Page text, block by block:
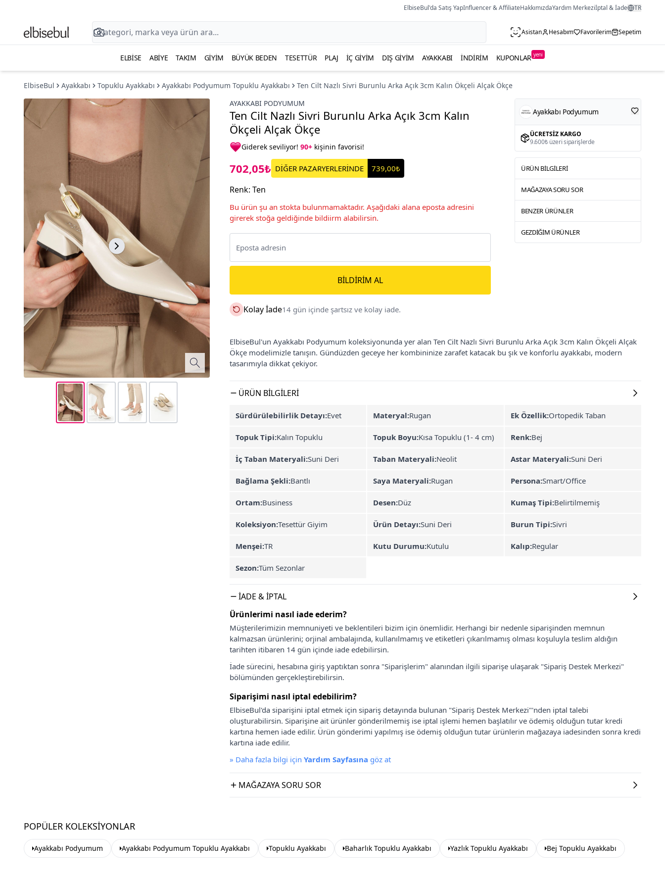
ElbiseBul'da Satış YapInfluencer & AffiliateHakkımızdaYardım Merkeziİptal & İade TR
Asistan Hesabım Favorilerim Sepetim
ELBISE ABIYE TAKIM GIYIM BÜYÜK BEDEN TESETTÜR PLAJ İÇ GIYIM DIŞ GIYIM AYAKKABI İNDIRIM KUPONLAR yeni
ElbiseBul Ayakkabı Topuklu Ayakkabı Ayakkabı Podyumum Topuklu Ayakkabı
Ten Cilt Nazlı Sivri Burunlu Arka Açık 3cm Kalın Ökçeli Alçak Ökçe
AYAKKABI PODYUMUM
Ten Cilt Nazlı Sivri Burunlu Arka Açık 3cm Kalın
Ökçeli Alçak Ökçe
Giderek seviliyor! 90+ kişinin favorisi!
702,05₺ DİĞER PAZARYERLERİNDE 739,00₺
Renk: Ten
Bu ürün şu an stokta bulunmamaktadır. Aşağıdaki alana eposta adresini
girerek stoğa geldiğinde bildiirm alabilirsin.
BILDIRIM AL
Kolay İade14 gün içinde şartsız ve kolay iade.
Ayakkabı Podyumum
ÜCRETSIZ KARGO
9.600₺ üzeri siparişlerde
ÜRÜN BILGILERI
MAĞAZAYA SORU SOR
BENZER ÜRÜNLER
GEZDIĞIM ÜRÜNLER
ElbiseBul'un Ayakkabı Podyumum koleksiyonunda yer alan Ten Cilt Nazlı Sivri Burunlu Arka Açık 3cm Kalın Ökçeli Alçak
Ökçe modelimizle tanışın. Gündüzden geceye her kombininize zarafet katacak bu şık ve konforlu ayakkabı, modern
tasarımıyla dikkat çekiyor.
ÜRÜN BILGILERI
Sürdürülebilirlik Detayı:Evet Materyal:Rugan Ek Özellik:Ortopedik Taban
Topuk Tipi:Kalın Topuklu Topuk Boyu:Kısa Topuklu (1- 4 cm) Renk:Bej
İç Taban Materyali:Suni Deri Taban Materyali:Neolit Astar Materyali:Suni Deri
Bağlama Şekli:Bantlı Saya Materyali:Rugan Persona:Smart/Office
Ortam:Business Desen:Düz Kumaş Tipi:Belirtilmemiş
Koleksiyon:Tesettür Giyim Ürün Detayı:Suni Deri Burun Tipi:Sivri
Menşei:TR Kutu Durumu:Kutulu Kalıp:Regular
Sezon:Tüm Sezonlar
İADE & İPTAL
Ürünlerimi nasıl iade ederim?
Müşterilerimizin memnuniyeti ve beklentileri bizim için önemlidir. Herhangi bir nedenle siparişinden memnun
kalmazsan ürünlerini; orjinal ambalajında, kullanılmamış ve etiketleri çıkarılmamış olması koşuluyla teslim aldığın
tarihten itibaren 14 gün içinde iade edebilirsin.
İade sürecini, hesabına giriş yaptıktan sonra "Siparişlerim" alanından ilgili siparişe ulaşarak "Sipariş Destek Merkezi"
bölümünden gerçekleştirebilirsin.
Siparişimi nasıl iptal edebilirim?
ElbiseBul'da siparişini iptal etmek için sipariş detayında bulunan "Sipariş Destek Merkezi"'nden iptal talebi
oluşturabilirsin. Siparişine ait ürünler gönderilmemiş ise iptal işlemi hemen başlatılır ve ödemiş olduğun tutar kredi
kartına hemen iade edilir. Ürün gönderimi yapılmış ise ödemiş olduğun tutar ürünlerin mağazaya iadesinden sonra kredi
kartına iade edilir.
» Daha fazla bilgi için Yardım Sayfasına göz at
MAĞAZAYA SORU SOR
POPÜLER KOLEKSIYONLAR
Ayakkabı Podyumum Ayakkabı Podyumum Topuklu Ayakkabı Topuklu Ayakkabı Baharlık Topuklu Ayakkabı Yazlık Topuklu Ayakkabı Bej Topuklu Ayakkabı